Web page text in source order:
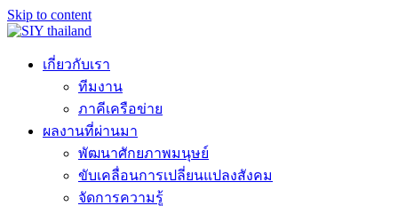
Skip to content
เกี่ยวกับเรา
ทีมงาน
ภาคีเครือข่าย
ผลงานที่ผ่านมา
พัฒนาศักยภาพมนุษย์
ขับเคลื่อนการเปลี่ยนแปลงสังคม
จัดการความรู้